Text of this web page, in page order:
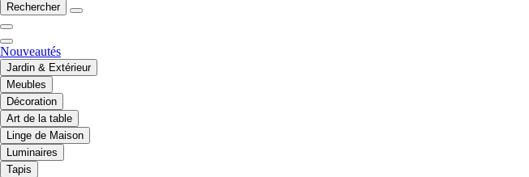
Rechercher
Nouveautés
Jardin & Extérieur
Meubles
Décoration
Art de la table
Linge de Maison
Luminaires
Tapis